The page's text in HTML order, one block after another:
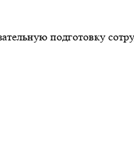
подготовку